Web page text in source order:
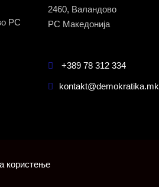
РС
2460, Валандово
РС Македонија
+389 78 312 334
kontakt@demokratika.mk
користење